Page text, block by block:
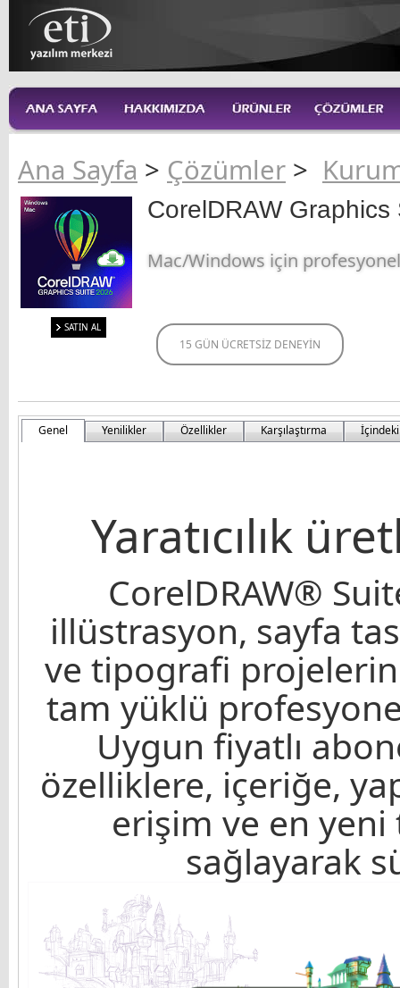
Ana Sayfa > Çözümler >
SATIN AL
CorelDRAW
Mac/Windows için profesyonel
15 GÜN ÜCRETSİZ DENEYİN
Genel Yenilikler Özellikler Karşılaştırma
Yaratıcılık
CorelDRAW®
illüstrasyon, sayfa
ve tipografi
tam yüklü profesyonel
Uygun fiyatlı
özelliklere, içeriğe,
erişim ve en
sağlayarak